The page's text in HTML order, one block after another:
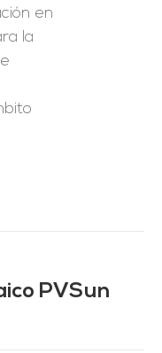
en
la
PVSun